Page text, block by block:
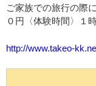
ご家族での旅行の際
０円〈体験時間〉１
http://www.takeo-